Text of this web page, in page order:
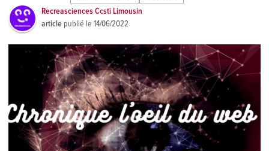
Recreasciences Ccsti Limousin
article publié le14/06/2022